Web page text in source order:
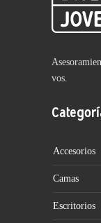
vos.
Accesorios
Camas
Escritorios